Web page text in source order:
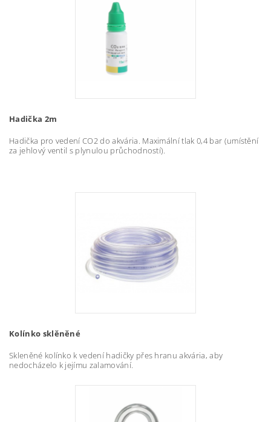
Hadička 2m
Hadička pro vedení CO2 do akvária. Maximální tlak 0,4 bar (umístění
za jehlový ventil s plynulou průchodností).
Kolínko sklěněné
Skleněné kolínko k vedení hadičky přes hranu akvária, aby
nedocházelo k jejímu zalamování.